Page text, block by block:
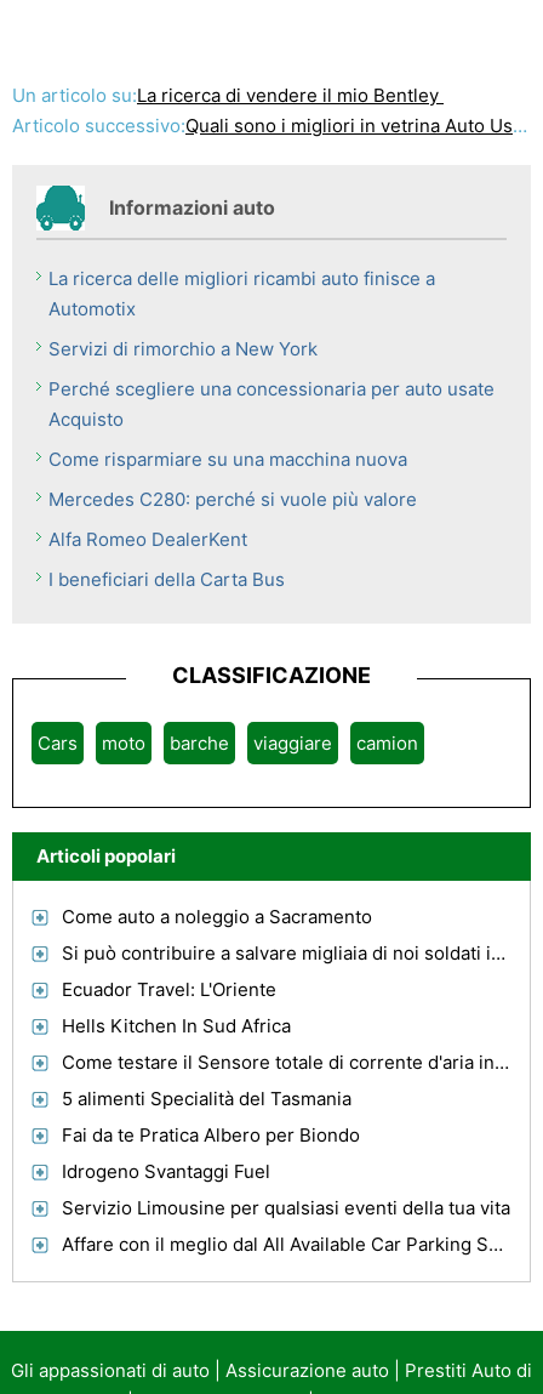
Un articolo su:La ricerca di vendere il mio Bentley
Articolo successivo:Quali sono i migliori in vetrina Auto Usate
Informazioni auto
La ricerca delle migliori ricambi auto finisce a
Automotix
Servizi di rimorchio a New York
Perché scegliere una concessionaria per auto usate
Acquisto
Come risparmiare su una macchina nuova
Mercedes C280: perché si vuole più valore
Alfa Romeo DealerKent
I beneficiari della Carta Bus
CLASSIFICAZIONE
Cars moto barche viaggiare camion
Articoli popolari
Come auto a noleggio a Sacramento
Si può contribuire a salvare migliaia di noi soldati in Iraq !
Ecuador Travel: L'Oriente
Hells Kitchen In Sud Africa
Come testare il Sensore totale di corrente d'aria in un Camion Nissan
5 alimenti Specialità del Tasmania
Fai da te Pratica Albero per Biondo
Idrogeno Svantaggi Fuel
Servizio Limousine per qualsiasi eventi della tua vita
Affare con il meglio dal All Available Car Parking System Produttori
Gli appassionati di auto Assicurazione auto
Prestiti Auto di